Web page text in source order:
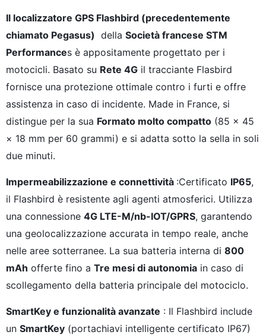
Il localizzatore GPS Flashbird (precedentemente
chiamato Pegasus) della Società francese STM
Performances è appositamente progettato per i
motocicli. Basato su Rete 4G il tracciante Flasbird
fornisce una protezione ottimale contro i furti e offre
assistenza in caso di incidente. Made in France, si
distingue per la sua Formato molto compatto (85 × 45
× 18 mm per 60 grammi) e si adatta sotto la sella in soli
due minuti.
Impermeabilizzazione e connettività :Certificato IP65,
il Flashbird è resistente agli agenti atmosferici. Utilizza
una connessione 4G LTE-M/nb-IOT/GPRS, garantendo
una geolocalizzazione accurata in tempo reale, anche
nelle aree sotterranee. La sua batteria interna di 800
mAh offerte fino a Tre mesi di autonomia in caso di
scollegamento della batteria principale del motociclo.
SmartKey e funzionalità avanzate : Il Flashbird include
un SmartKey (portachiavi intelligente certificato IP67)